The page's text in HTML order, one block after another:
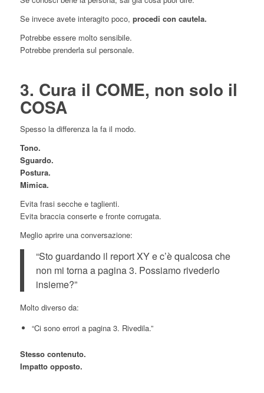
Se invece avete interagito poco, procedi con cautela.
Potrebbe essere molto sensibile.
Potrebbe prenderla sul personale.
3. Cura il COME, non solo il
COSA
Spesso la differenza la fa il modo.
Tono.
Sguardo.
Postura.
Mimica.
Evita frasi secche e taglienti.
Evita braccia conserte e fronte corrugata.
Meglio aprire una conversazione:
“Sto guardando il report XY e c’è qualcosa che
non mi torna a pagina 3. Possiamo rivederlo
insieme?”
Molto diverso da:
“Ci sono errori a pagina 3. Rivedila.”
Stesso contenuto.
Impatto opposto.